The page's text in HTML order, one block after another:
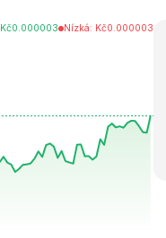
Kč0.000003 Nízká: Kč0.000003